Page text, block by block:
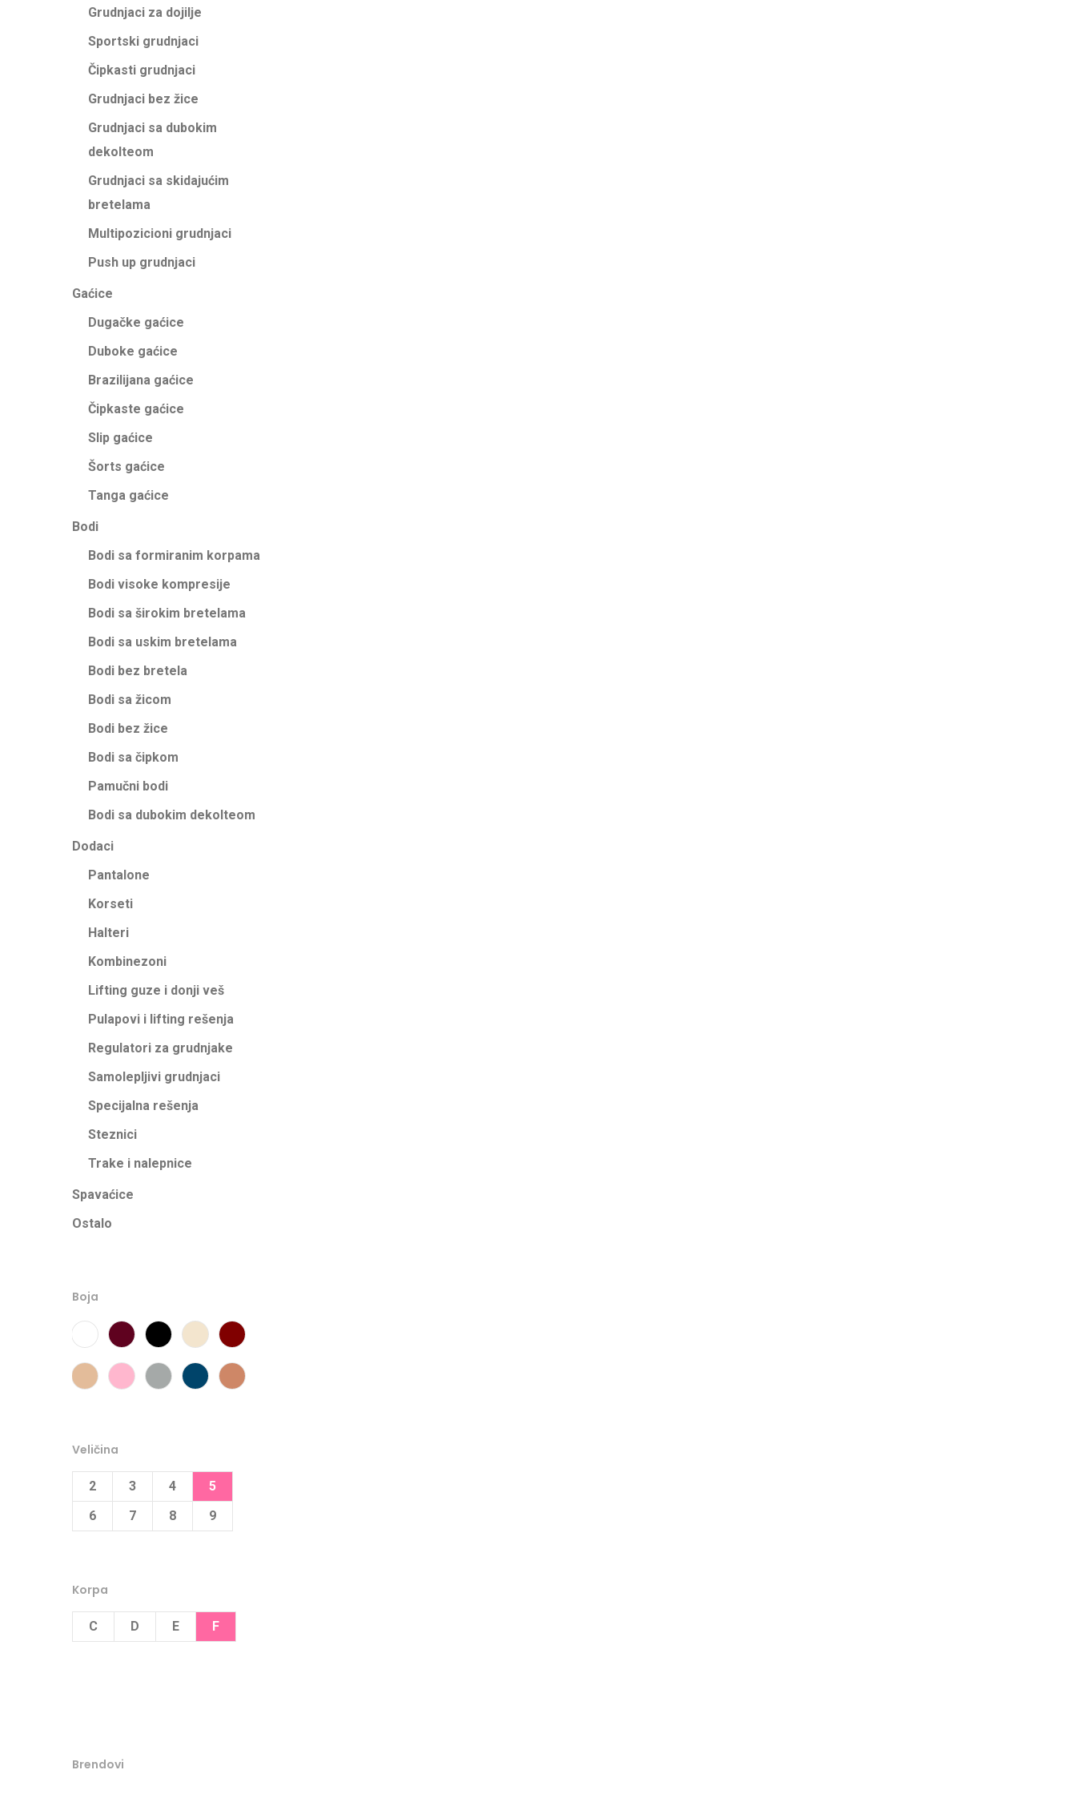
Grudnjaci za dojilje
Sportski grudnjaci
Čipkasti grudnjaci
Grudnjaci bez žice
Grudnjaci sa dubokim
dekolteom
Grudnjaci sa skidajućim
bretelama
Multipozicioni grudnjaci
Push up grudnjaci
Gaćice
Dugačke gaćice
Duboke gaćice
Brazilijana gaćice
Čipkaste gaćice
Slip gaćice
Šorts gaćice
Tanga gaćice
Bodi
Bodi sa formiranim korpama
Bodi visoke kompresije
Bodi sa širokim bretelama
Bodi sa uskim bretelama
Bodi bez bretela
Bodi sa žicom
Bodi bez žice
Bodi sa čipkom
Pamučni bodi
Bodi sa dubokim dekolteom
Dodaci
Pantalone
Korseti
Halteri
Kombinezoni
Lifting guze i donji veš
Pulapovi i lifting rešenja
Regulatori za grudnjake
Samolepljivi grudnjaci
Specijalna rešenja
Steznici
Trake i nalepnice
Spavaćice
Ostalo
Boja
Bela BordoCrna MarfilMarron
Nudo Roze Siva TegetTierra
Veličina
2 3 4
5
6
7 8 9
Korpa
C D E F
Brendovi